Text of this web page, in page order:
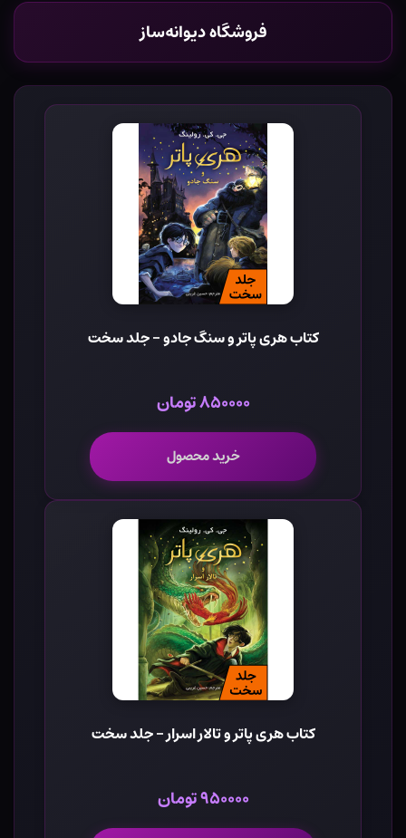
فروشگاه دیوانه‌ساز
کتاب هری پاتر و سنگ جادو - جلد سخت
۸۵۰۰۰۰ تومان
خرید محصول
کتاب هری پاتر و تالار اسرار - جلد سخت
۹۵۰۰۰۰ تومان